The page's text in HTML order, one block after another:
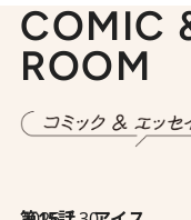
COMIC
ROOM